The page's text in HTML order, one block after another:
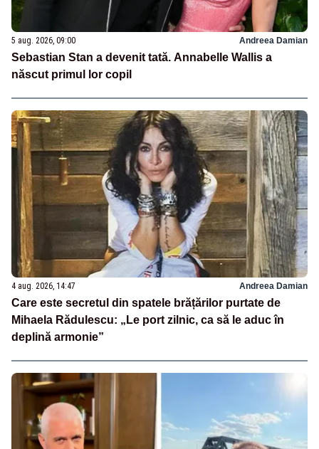
5 aug. 2026, 09:00 Andreea Damian
Sebastian Stan a devenit tată. Annabelle Wallis a
născut primul lor copil
4 aug. 2026, 14:47 Andreea Damian
Care este secretul din spatele brățărilor purtate de
Mihaela Rădulescu: „Le port zilnic, ca să le aduc în
deplină armonie”